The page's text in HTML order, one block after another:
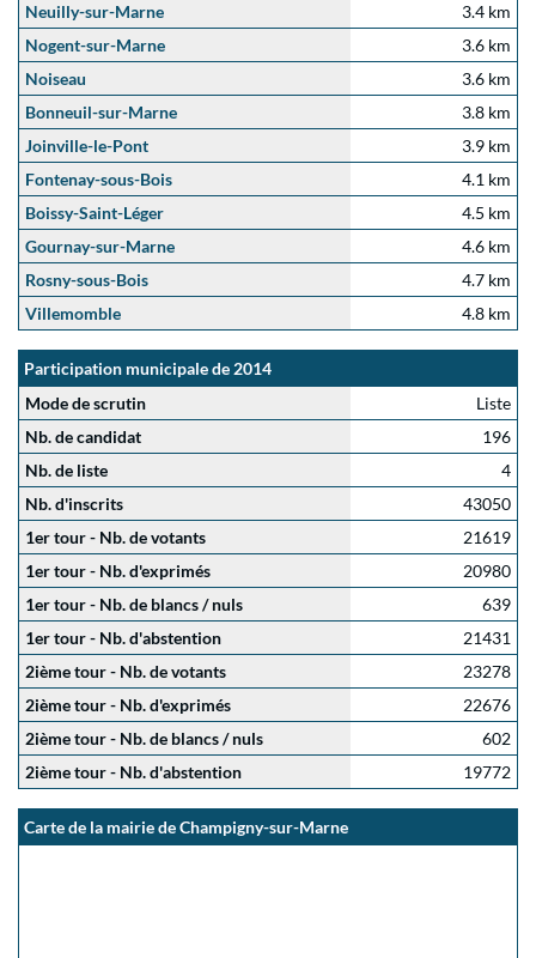
Neuilly-sur-Marne
3.4 km
Nogent-sur-Marne
3.6 km
Noiseau
3.6 km
Bonneuil-sur-Marne
3.8 km
Joinville-le-Pont
3.9 km
Fontenay-sous-Bois
4.1 km
Boissy-Saint-Léger
4.5 km
Gournay-sur-Marne
4.6 km
Rosny-sous-Bois
4.7 km
Villemomble
4.8 km
Participation municipale de 2014
Mode de scrutin
Liste
Nb. de candidat
196
Nb. de liste
4
Nb. d'inscrits
43050
1er tour - Nb. de votants
21619
1er tour - Nb. d'exprimés
20980
1er tour - Nb. de blancs / nuls
639
1er tour - Nb. d'abstention
21431
2ième tour - Nb. de votants
23278
2ième tour - Nb. d'exprimés
22676
2ième tour - Nb. de blancs / nuls
602
2ième tour - Nb. d'abstention
19772
Carte de la mairie de Champigny-sur-Marne